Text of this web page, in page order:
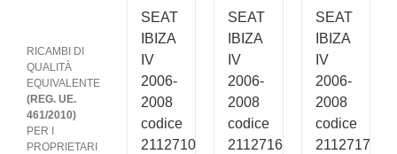
SEAT
IBIZA
IV
2006-
2008
codice
2112710
SEAT
IBIZA
IV
2006-
2008
codice
2112716
SEAT
IBIZA
IV
2006-
2008
codice
2112717
RICAMBI DI
QUALITÀ
EQUIVALENTE
(REG. UE.
461/2010)
PER I
PROPRIETARI